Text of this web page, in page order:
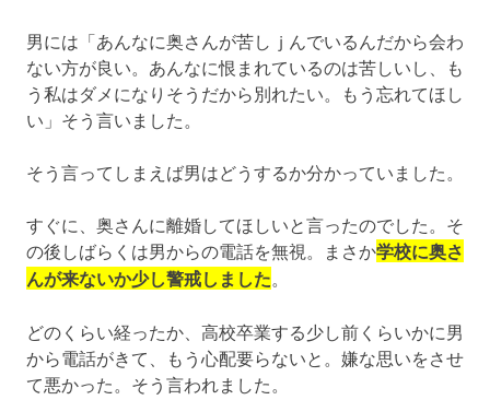
男には「あんなに奥さんが苦しｊんでいるんだから会わ
ない方が良い。あんなに恨まれているのは苦しいし、も
う私はダメになりそうだから別れたい。もう忘れてほし
い」そう言いました。
そう言ってしまえば男はどうするか分かっていました。
すぐに、奥さんに離婚してほしいと言ったのでした。そ
の後しばらくは男からの電話を無視。まさか学校に奥さ
んが来ないか少し警戒しました
どのくらい経ったか、高校卒業する少し前くらいかに男
から電話がきて、もう心配要らないと。嫌な思いをさせ
て悪かった。そう言われました。